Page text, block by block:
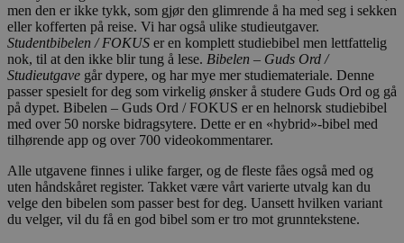
men den er ikke tykk, som gjør den glimrende å ha med seg i sekken
eller kofferten på reise. Vi har også ulike studieutgaver.
Studentbibelen / FOKUS er en komplett studiebibel men lettfattelig
nok, til at den ikke blir tung å lese. Bibelen – Guds Ord /
Studieutgave går dypere, og har mye mer studiemateriale. Denne
passer spesielt for deg som virkelig ønsker å studere Guds Ord og gå
på dypet. Bibelen – Guds Ord / FOKUS er en helnorsk studiebibel
med over 50 norske bidragsytere. Dette er en «hybrid»-bibel med
tilhørende app og over 700 videokommentarer.
Alle utgavene finnes i ulike farger, og de fleste fåes også med og
uten håndskåret register. Takket være vårt varierte utvalg kan du
velge den bibelen som passer best for deg. Uansett hvilken variant
du velger, vil du få en god bibel som er tro mot grunntekstene.